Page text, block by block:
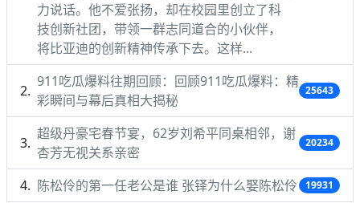
力说话。他不爱张扬，却在校园里创立了科
技创新社团，带领一群志同道合的小伙伴，
将比亚迪的创新精神传承下去。这样...
911吃瓜爆料往期回顾：回顾911吃瓜爆料：精
彩瞬间与幕后真相大揭秘
25643
超级丹豪宅春节宴，62岁刘希平同桌相邻，谢
杏芳无视关系亲密
20234
陈松伶的第一任老公是谁 张铎为什么娶陈松伶 19931